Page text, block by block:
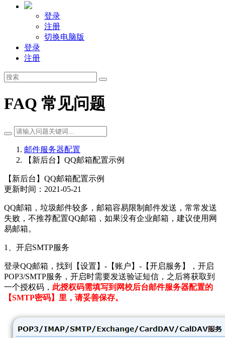
登录
注册
切换电脑版
登录
注册
FAQ 常见问题
邮件服务器配置
【新后台】QQ邮箱配置示例
【新后台】QQ邮箱配置示例
更新时间：2021-05-21
QQ邮箱，垃圾邮件较多，邮箱容易限制邮件发送，常常发送
失败，不推荐配置QQ邮箱，如果没有企业邮箱，建议使用网
易邮箱。
1、开启SMTP服务
登录QQ邮箱，找到【设置】-【账户】-【开启服务】，开启
POP3/SMTP服务，开启时需要发送验证短信，之后将获取到
一个授权码， 此授权码需填写到网校后台邮件服务器配置的
【SMTP密码】里，请妥善保存。​